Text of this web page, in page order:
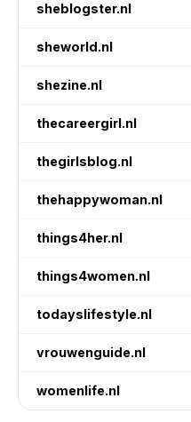
sheblogster.nl
sheworld.nl
shezine.nl
thecareergirl.nl
thegirlsblog.nl
thehappywoman.nl
things4her.nl
things4women.nl
todayslifestyle.nl
vrouwenguide.nl
womenlife.nl